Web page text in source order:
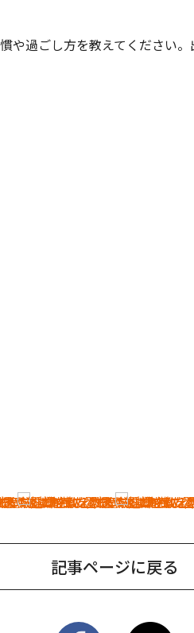
記事ページに戻る